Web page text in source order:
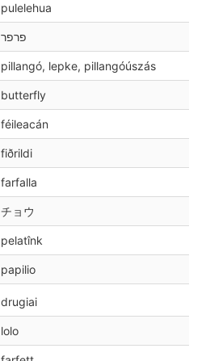
pulelehua
פרפר
pillangó, lepke, pillangóúszás
butterfly
féileacán
fiðrildi
farfalla
チョウ
pelatînk
papilio
drugiai
lolo